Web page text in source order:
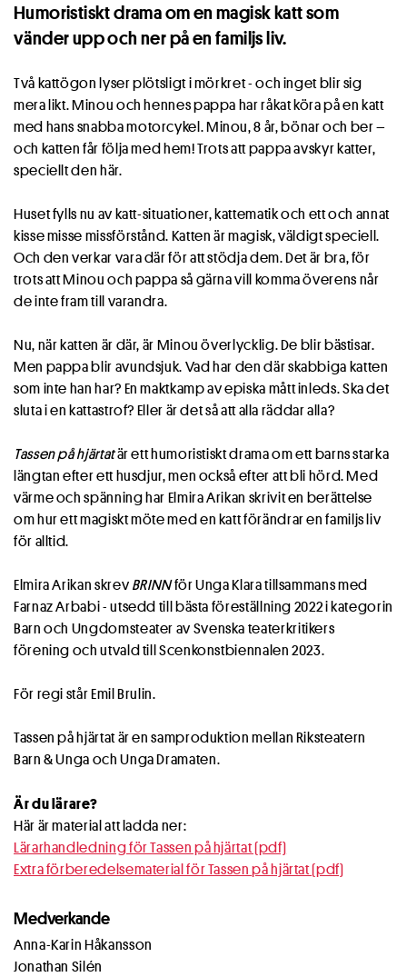
Humoristiskt drama om en magisk katt som
vänder upp och ner på en familjs liv.
Två kattögon lyser plötsligt i mörkret - och inget blir sig
mera likt. Minou och hennes pappa har råkat köra på en katt
med hans snabba motorcykel. Minou, 8 år, bönar och ber –
och katten får följa med hem! Trots att pappa avskyr katter,
speciellt den här.
Huset fylls nu av katt-situationer, kattematik och ett och annat
kisse misse missförstånd. Katten är magisk, väldigt speciell.
Och den verkar vara där för att stödja dem. Det är bra, för
trots att Minou och pappa så gärna vill komma överens når
de inte fram till varandra.
Nu, när katten är där, är Minou överlycklig. De blir bästisar.
Men pappa blir avundsjuk. Vad har den där skabbiga katten
som inte han har? En maktkamp av episka mått inleds. Ska det
sluta i en kattastrof? Eller är det så att alla räddar alla?
Tassen på hjärtatär ett humoristiskt drama om ett barns starka
längtan efter ett husdjur, men också efter att bli hörd. Med
värme och spänning har Elmira Arikan skrivit en berättelse
om hur ett magiskt möte med en katt förändrar en familjs liv
för alltid.
Elmira Arikan skrevBRINNför Unga Klara tillsammans med
Farnaz Arbabi - utsedd till bästa föreställning 2022 i kategorin
Barn och Ungdomsteater av Svenska teaterkritikers
förening och utvald till Scenkonstbiennalen 2023.
För regi står Emil Brulin.
Tassen på hjärtat är en samproduktion mellan Riksteatern
Barn & Unga och Unga Dramaten.
Är du lärare?
Här är material att ladda ner:
Lärarhandledning för Tassen på hjärtat (pdf)
Extra förberedelsematerial för Tassen på hjärtat (pdf)
Medverkande
Anna-Karin Håkansson
Jonathan Silén